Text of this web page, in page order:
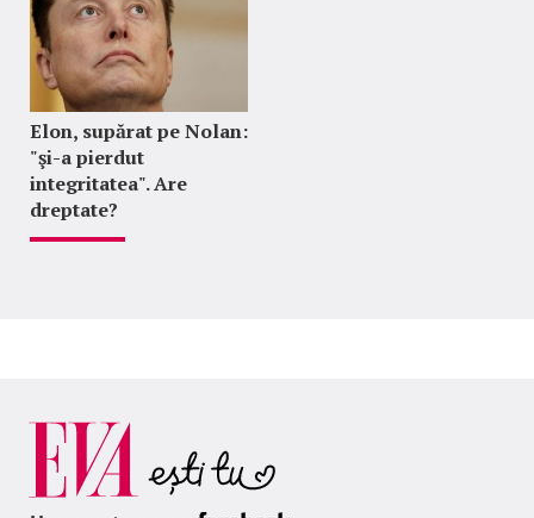
Elon, supărat pe Nolan:
"şi-a pierdut
integritatea". Are
dreptate?